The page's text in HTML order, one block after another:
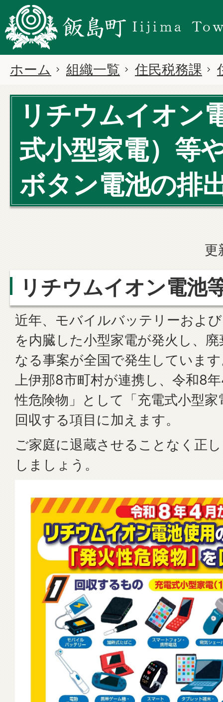
ホーム 組織一覧 住民税務課
リチウムイオン
式小型家電）等
ボタン電池の排
更
リチウムイオン電池
近年、モバイルバッテリーおよ
を内臓した小型家電が発火し、
なる事案が全国で発生していま
上伊那8市町村が連携し、令和8
性危険物」として「充電式小型
回収する項目に加えます。
ご家庭に退蔵させることなく正
しましょう。